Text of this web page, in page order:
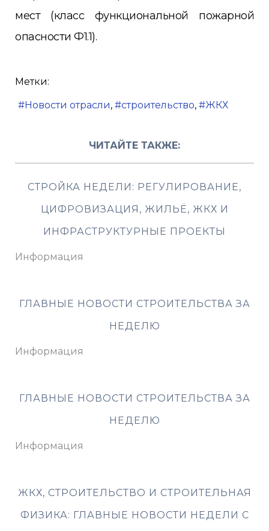
мест (класс функциональной пожарной
опасности Ф1.1).
Метки:
Новости отрасли строительство ЖКХ
ЧИТАЙТЕ ТАКЖЕ:
СТРОЙКА НЕДЕЛИ: РЕГУЛИРОВАНИЕ,
ЦИФРОВИЗАЦИЯ, ЖИЛЬЁ, ЖКХ И
ИНФРАСТРУКТУРНЫЕ ПРОЕКТЫ
Информация
ГЛАВНЫЕ НОВОСТИ СТРОИТЕЛЬСТВА ЗА
НЕДЕЛЮ
Информация
ГЛАВНЫЕ НОВОСТИ СТРОИТЕЛЬСТВА ЗА
НЕДЕЛЮ
Информация
ЖКХ, СТРОИТЕЛЬСТВО И СТРОИТЕЛЬНАЯ
ФИЗИКА: ГЛАВНЫЕ НОВОСТИ НЕДЕЛИ С